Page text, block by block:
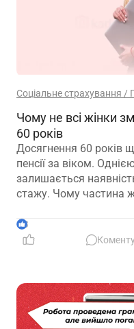
Соціальне страхування /
Чому не всі жінки
60 років
Досягнення 60 років
пенсії за віком.
залишається
стажу. Чому частина
законодавство –
3